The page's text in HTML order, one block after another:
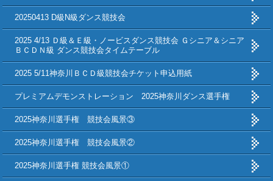
20250413 D級N級ダンス競技会
2025 4/13 Ｄ級＆Ｅ級・ノービスダンス競技会 Ｇシニア＆シニア
ＢＣＤＮ級 ダンス競技会タイムテーブル
2025 5/11神奈川ＢＣＤ級競技会チケット申込用紙
プレミアムデモンストレーション 2025神奈川ダンス選手権
2025神奈川選手権 競技会風景③
2025神奈川選手権 競技会風景②
2025神奈川選手権 競技会風景①